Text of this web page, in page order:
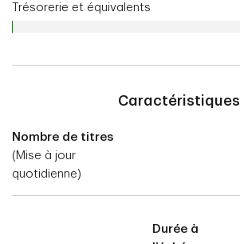
Trésorerie et équivalents
Caractéristiques
Nombre de titres
(Mise à jour
quotidienne)
Durée à